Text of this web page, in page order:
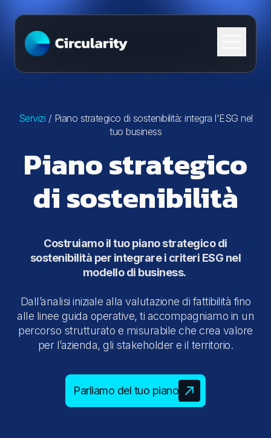
Servizi / Piano strategico di sostenibilità: integra l'ESG nel
tuo business
Piano strategico
di sostenibilità
Costruiamo il tuo piano strategico di
sostenibilità per integrare i criteri ESG nel
modello di business.
Dall’analisi iniziale alla valutazione di fattibilità fino
alle linee guida operative, ti accompagniamo in un
percorso strutturato e misurabile che crea valore
per l’azienda, gli stakeholder e il territorio.
Parliamo del tuo piano